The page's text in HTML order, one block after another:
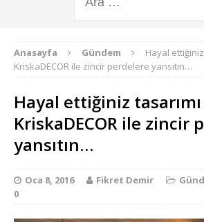
Anasayfa Gündem
Hayal ettiğiniz
KriskaDECOR ile zincir perdelere yansıtın…
Hayal ettiğiniz tasarımı
KriskaDECOR ile zincir
yansıtın…
Oca 8, 2016 Fikret Demir
0